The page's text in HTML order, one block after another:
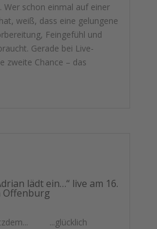
Wer schon einmal auf einer
weiß, dass eine gelungene
Feingefühl und
Gerade bei Live-
zweite Chance – das
lädt ein…“ live am 16.
Offenburg
...glücklich